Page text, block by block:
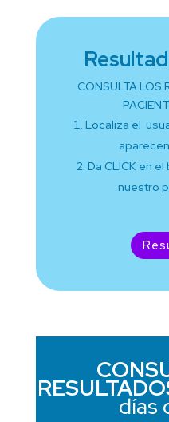
CONSULTA LOS
Localiza el
Da CLICK en
nuestro
días